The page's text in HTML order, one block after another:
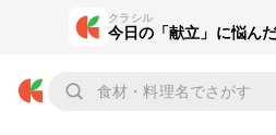
クラシル
今日の「献立」に悩ん